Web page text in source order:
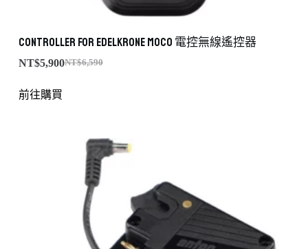
Controller for edelkrone Moco 電控無線遙控器
NT$6,590
NT$5,900
前往購買